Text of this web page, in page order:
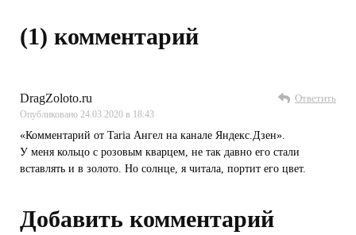
(1) комментарий
DragZoloto.ru
Опубликовано 24.03.2020 в 18:43
Ответить
«Комментарий от Taria Ангел на канале Яндекс.Дзен».
У меня кольцо с розовым кварцем, не так давно его стали
вставлять и в золото. Но солнце, я читала, портит его цвет.
Добавить комментарий